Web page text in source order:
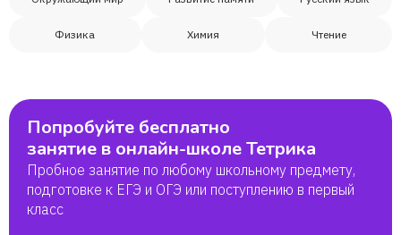
Физика Химия Чтение
Попробуйте бесплатно
занятие в онлайн-школе Тетрика
Пробное занятие по любому школьному предмету,
подготовке к ЕГЭ и ОГЭ или поступлению в первый
класс